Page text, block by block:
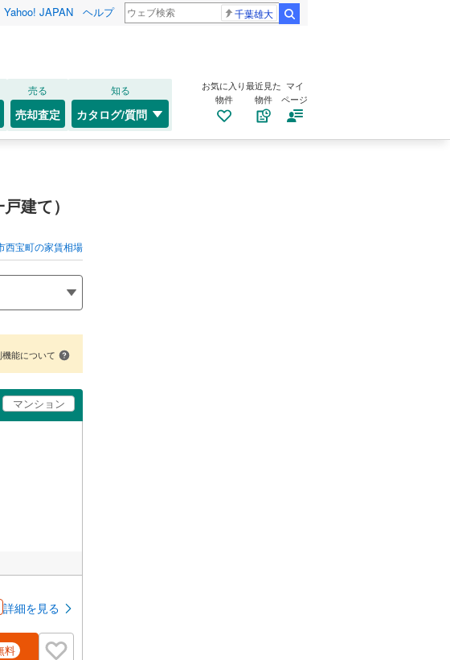
Yahoo! JAPAN ヘルプ 千葉雄大
売る
売却査定
知る
カタログ/質問
お気に入り
物件
最近見た
物件
マイ
ページ
建て）
西宝町の家賃相場
機能について
マンション
詳細を見る
料